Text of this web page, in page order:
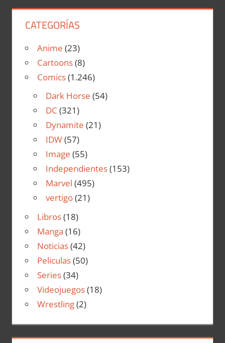
CATEGORÍAS
Anime (23)
Cartoons(8)
Comics(1.246)
Dark Horse (54)
DC (321)
Dynamite (21)
IDW(57)
Image (55)
Independientes(153)
Marvel (495)
vertigo(21)
Libros(18)
Manga (16)
Noticias(42)
Peliculas(50)
Series(34)
Videojuegos(18)
Wrestling(2)